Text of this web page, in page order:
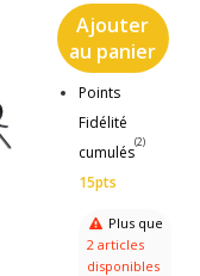
Ajouter
au panier
Points
Fidélité
cumulés
(2)
15pts
Plus que
2 articles
disponibles